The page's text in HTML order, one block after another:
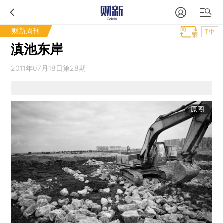
财新周刊 T中
滇池东岸
2011年07月18日第28期
原图